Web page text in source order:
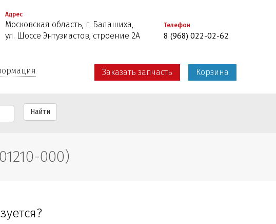
Адрес
Московская область, г. Балашиха,
ул. Шоссе Энтузиастов, строение 2А
Телефон
8 (968) 022-02-62
Заказать запчасть Корзина
Найти
000)